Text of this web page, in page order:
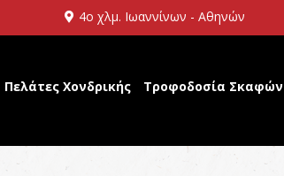
4ο χλμ. Ιωαννίνων - Αθηνών
Πελάτες Χονδρικής Τροφοδοσία Σκαφών